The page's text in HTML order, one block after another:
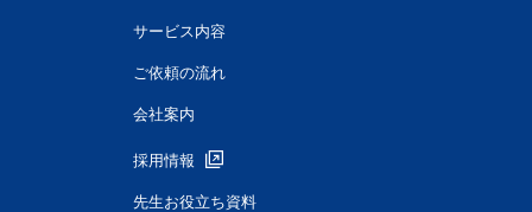
サービス内容
ご依頼の流れ
会社案内
採用情報
先生お役立ち資料